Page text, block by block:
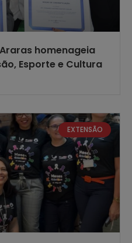
homenageia
Esporte e Cultura
EXTENSÃO